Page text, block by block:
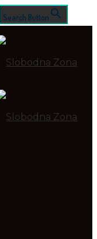
Search Button